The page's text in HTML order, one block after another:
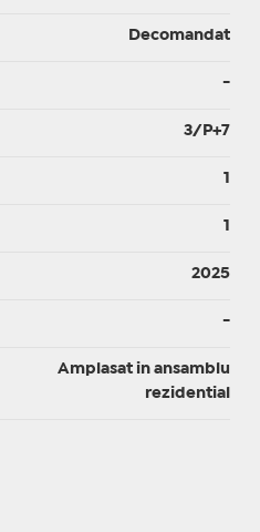
Decomandat
-
3/P+7
1
1
2025
-
Amplasat in ansamblu
rezidential